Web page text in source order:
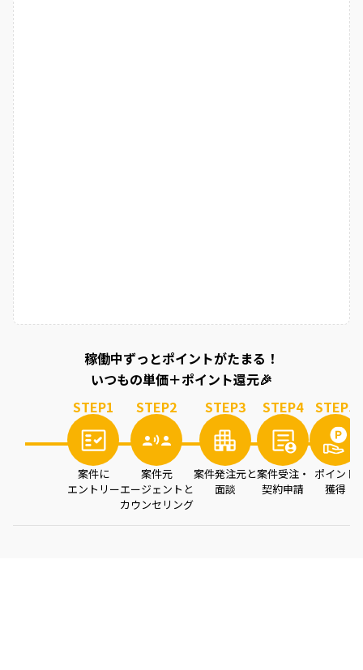
稼働中ずっとポイントがたまる！
いつもの単価＋ポイント還元🎉
STEP1
案件に
エントリー
STEP2
案件元
エージェントと
カウンセリング
STEP3
案件発注元と
面談
STEP4
案件受注・
契約申請
STEP5
ポイント
獲得